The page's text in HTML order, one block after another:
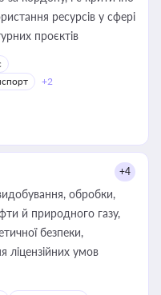
ресурсів у сфері
проєктів
+2
+4
обробки,
й природного газу,
безпеки,
ліцензійних умов